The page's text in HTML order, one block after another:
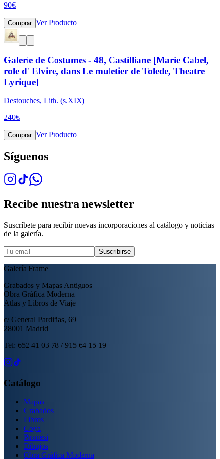
90€
Comprar Ver Producto
Galerie de Costumes - 48, Castilliane [Marie Cabel,
role d' Elvire, dans Le muletier de Tolede, Theatre
Lyrique]
Destouches, Lith. (s.XIX)
240€
Comprar Ver Producto
Síguenos
Recibe nuestra newsletter
Suscríbete para recibir nuevas incorporaciones al catálogo y noticias
de la galería.
Suscribirse
Galería Frame
Grabados y Mapas Antiguos
Obra Gráfica Moderna
Atlas y Libros de Viaje
c/ General Pardiñas, 69
28001 Madrid
Tel: 652 41 03 78 / 915 64 15 19
Catálogo
Mapas
Grabados
Libros
Goya
Piranesi
Dibujos
Obra Gráfica Moderna